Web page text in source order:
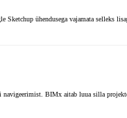
ühendusega vajamata selleks
BIMx aitab luua silla